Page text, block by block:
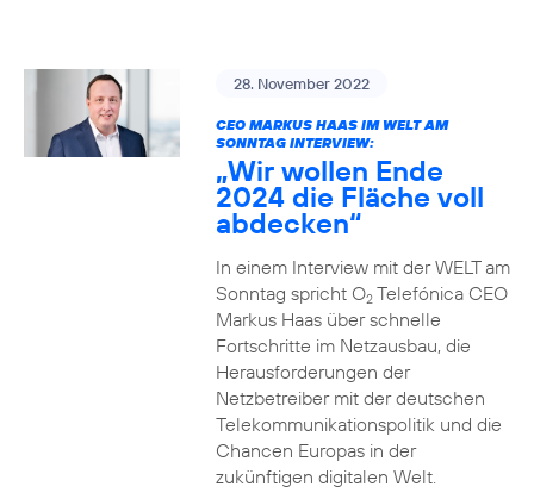
28. November 2022
CEO MARKUS HAAS IM WELT AM
SONNTAG INTERVIEW:
„Wir wollen Ende
2024 die Fläche voll
abdecken“
In einem Interview mit der WELT am
Sonntag spricht O2Telefónica CEO
Markus Haas über schnelle
Fortschritte im Netzausbau, die
Herausforderungen der
Netzbetreiber mit der deutschen
Telekommunikationspolitik und die
Chancen Europas in der
zukünftigen digitalen Welt.